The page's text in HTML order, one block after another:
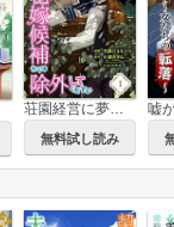
無料試し読み